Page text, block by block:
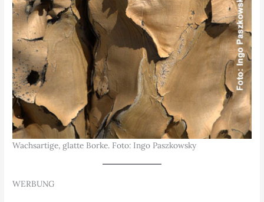
Wachsartige, glatte Borke. Foto: Ingo Paszkowsky
WERBUNG